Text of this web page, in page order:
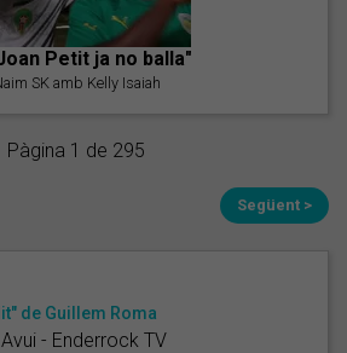
Petit ja no balla"
SK amb Kelly Isaiah
Pàgina 1 de 295
Següent >
de Guillem Roma
- Enderrock TV